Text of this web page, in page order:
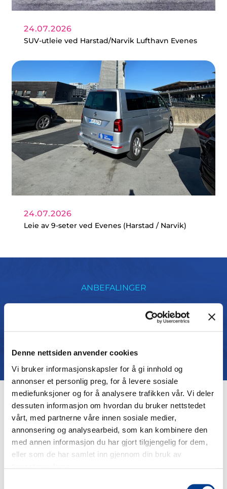
Denne nettsiden anvender cookies
Vi bruker informasjonskapsler for å gi innhold og
annonser et personlig preg, for å levere sosiale
mediefunksjoner og for å analysere trafikken vår. Vi deler
dessuten informasjon om hvordan du bruker nettstedet
vårt, med partnerne våre innen sosiale medier,
annonsering og analysearbeid, som kan kombinere den
med annen informasjon du har gjort tilgjengelig for dem,
eller som de har samlet inn gjennom din bruk av
24.07.2026
SUV-utleie ved Harstad/Narvik Lufthavn Evenes
24.07.2026
Leie av 9-seter ved Evenes (Harstad / Narvik)
ANBEFALINGER
Hva sier de om oss